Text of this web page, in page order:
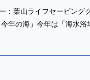
：葉山ライフセービング
年の海」今年は「海水浴